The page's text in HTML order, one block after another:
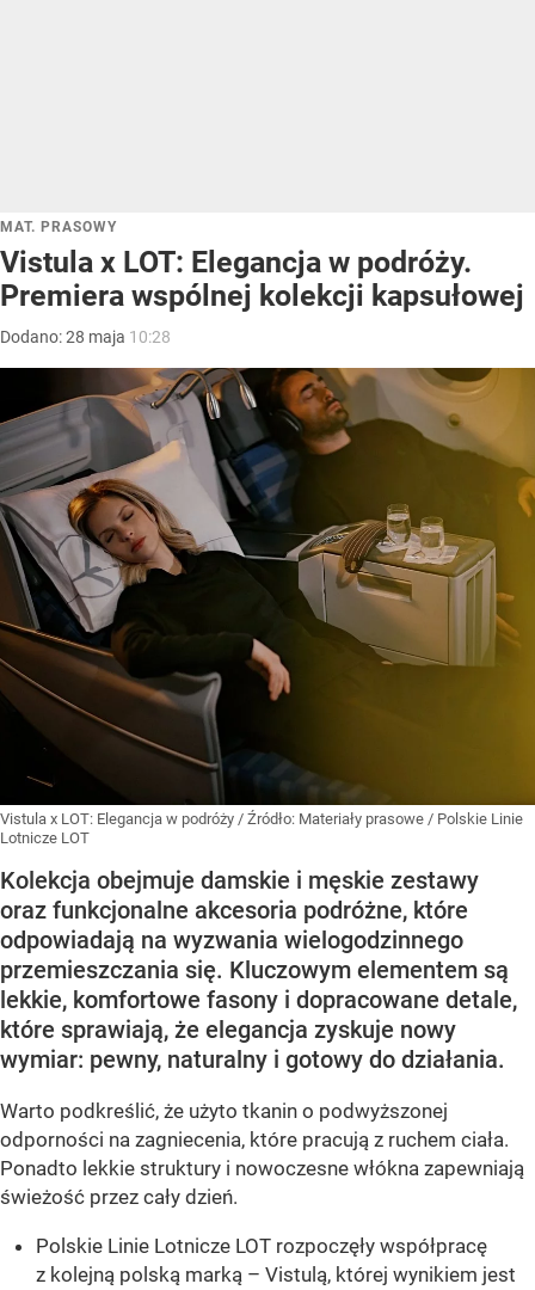
MAT. PRASOWY
Vistula x LOT: Elegancja w podróży.
Premiera wspólnej kolekcji kapsułowej
Dodano:28 maja 10:28
Vistula x LOT: Elegancja w podróży / Źródło: Materiały prasowe / Polskie Linie
Lotnicze LOT
Kolekcja obejmuje damskie i męskie zestawy
oraz funkcjonalne akcesoria podróżne, które
odpowiadają na wyzwania wielogodzinnego
przemieszczania się. Kluczowym elementem są
lekkie, komfortowe fasony i dopracowane detale,
które sprawiają, że elegancja zyskuje nowy
wymiar: pewny, naturalny i gotowy do działania.
Warto podkreślić, że użyto tkanin o podwyższonej
odporności na zagniecenia, które pracują z ruchem ciała.
Ponadto lekkie struktury i nowoczesne włókna zapewniają
świeżość przez cały dzień.
Polskie Linie Lotnicze LOT rozpoczęły współpracę
z kolejną polską marką – Vistulą, której wynikiem jest